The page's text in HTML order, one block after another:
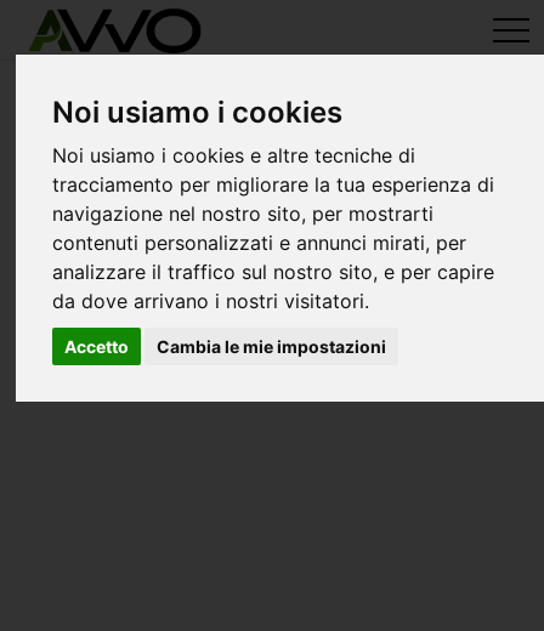
Noi usiamo i cookies
Noi usiamo i cookies e altre tecniche di
tracciamento per migliorare la tua esperienza di
navigazione nel nostro sito, per mostrarti
contenuti personalizzati e annunci mirati, per
analizzare il traffico sul nostro sito, e per capire
da dove arrivano i nostri visitatori.
Accetto Cambia le mie impostazioni
avvo-it>Varese > Avvocati brezzo di bedero